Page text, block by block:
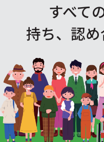
すべて
持ち、認め